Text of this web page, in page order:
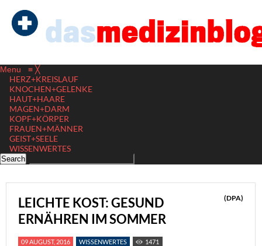
Menu ≡ ╳
HERZ+KREISLAUF
KNOCHEN+GELENKE
HAUT+HAARE
MAGEN+DARM
KOPF+KÖRPER
FRAUEN+MÄNNER
GEIST+SEELE
WISSENWERTES
LEICHTE KOST: GESUND
ERNÄHREN IM SOMMER
(DPA)
09 AUGUST, 2016 WISSENWERTES 1471